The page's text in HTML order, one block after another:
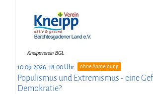
10.09.2026, 18:00 Uhr ohne Anmeldung
Populismus und Extremismus - eine
Demokratie?